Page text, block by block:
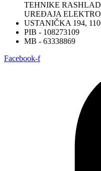
TEHNIKE
UREĐAJA
USTANIČKA 194,
PIB - 108273109
MB - 63338869
Facebook-f